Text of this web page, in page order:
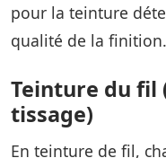
pour la teinture
qualité de la finition.
Teinture du fil
tissage)
En teinture de fil,